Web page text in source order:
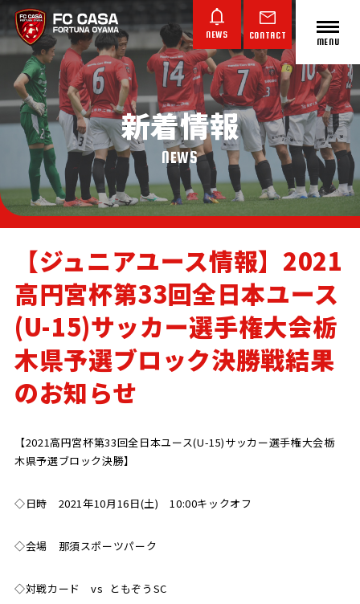
NEWS CONTACT
ABOUT FC CASA
クラブ概要
TOP TEAM
トップチーム
JUNIOR YOUTH
ジュニアユース
JUNIOR
ジュニア
SCHOOL CP SOCCER
スポーツアカデミー
CASA
PARTNER
ORIGINAL
MENU
新着情報
NEWS
【ジュニアユース情報】2021
高円宮杯第33回全日本ユース
(U-15)サッカー選手権大会栃
木県予選ブロック決勝戦結果
のお知らせ
【2021高円宮杯第33回全日本ユース(U-15)サッカー選手権大会栃
木県予選ブロック決勝】
◇日時 2021年10月16日(土) 10:00キックオフ
◇会場 那須スポーツパーク
◇対戦カード vs ともぞうSC